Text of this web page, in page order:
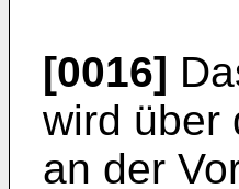
[0016]
wird über
an der